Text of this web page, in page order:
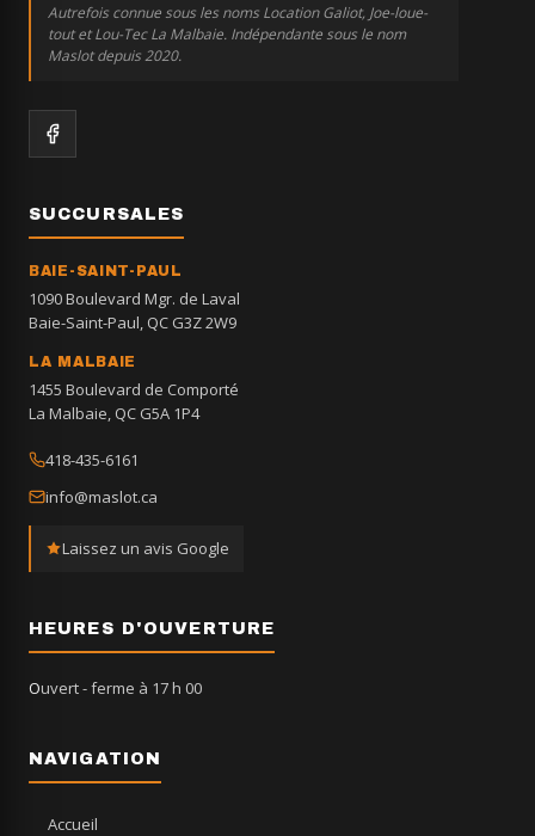
Autrefois connue sous les noms Location Galiot, Joe-loue-
tout et Lou-Tec La Malbaie. Indépendante sous le nom
Maslot depuis 2020.
SUCCURSALES
BAIE-SAINT-PAUL
1090 Boulevard Mgr. de Laval
Baie-Saint-Paul, QC G3Z 2W9
LA MALBAIE
1455 Boulevard de Comporté
La Malbaie, QC G5A 1P4
418-435-6161
info@maslot.ca
Laissez un avis Google
HEURES D'OUVERTURE
Ouvert- ferme à 17 h 00
NAVIGATION
Accueil